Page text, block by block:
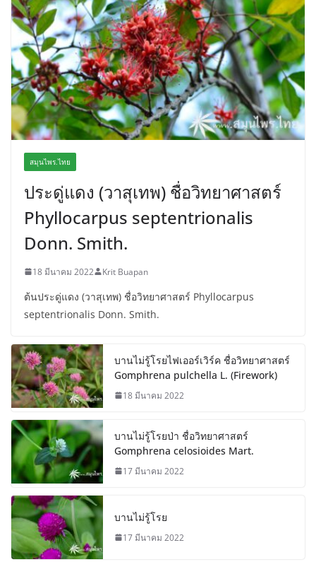
สมุนไพร.ไทย
ประดู่แดง (วาสุเทพ) ชื่อวิทยาศาสตร์
Phyllocarpus septentrionalis
Donn. Smith.
18 มีนาคม 2022 Krit Buapan
ต้นประดู่แดง (วาสุเทพ) ชื่อวิทยาศาสตร์ Phyllocarpus
septentrionalis Donn. Smith.
บานไม่รู้โรยไฟเออร์เวิร์ค ชื่อวิทยาศาสตร์
Gomphrena pulchella L. (Firework)
18 มีนาคม 2022
บานไม่รู้โรยป่า ชื่อวิทยาศาสตร์
Gomphrena celosioides Mart.
17 มีนาคม 2022
บานไม่รู้โรย
17 มีนาคม 2022